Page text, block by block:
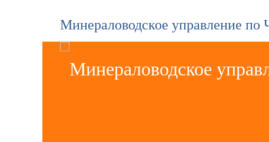
Минераловодское управление по